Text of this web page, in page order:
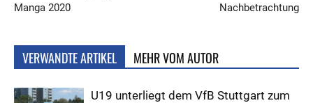
Manga 2020
Nachbetrachtung
VERWANDTE ARTIKEL MEHR VOM AUTOR
U19 unterliegt dem VfB Stuttgart zum